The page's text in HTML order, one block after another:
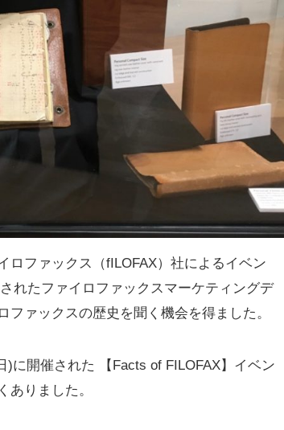
ロファックス（fILOFAX）社によるイベン
れたファイロファックスマーケティングデ
ァックスの歴史を聞く機会を得ました。
に開催された 【Facts of FILOFAX】イベン
ありました。